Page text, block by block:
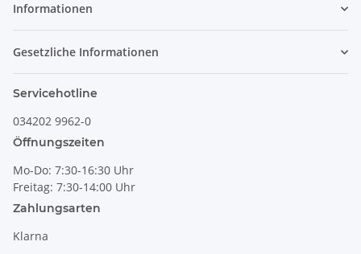
Informationen
Gesetzliche Informationen
Servicehotline
034202 9962-0
Öffnungszeiten
Mo-Do: 7:30-16:30 Uhr
Freitag: 7:30-14:00 Uhr
Zahlungsarten
Klarna